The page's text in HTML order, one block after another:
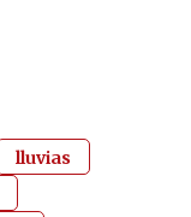
lluvias